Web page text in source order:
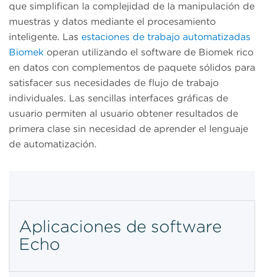
que simplifican la complejidad de la manipulación de
muestras y datos mediante el procesamiento
inteligente. Las estaciones de trabajo automatizadas
Biomek operan utilizando el software de Biomek rico
en datos con complementos de paquete sólidos para
satisfacer sus necesidades de flujo de trabajo
individuales. Las sencillas interfaces gráficas de
usuario permiten al usuario obtener resultados de
primera clase sin necesidad de aprender el lenguaje
de automatización.
Aplicaciones de software
Echo